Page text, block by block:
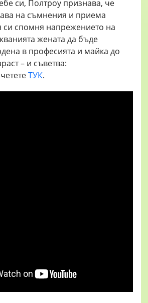
си, Полтроу признава, че
на съмнения и приема
си спомня напрежението на
жената да бъде
в професията и майка до
– и съветва:
ТУК.